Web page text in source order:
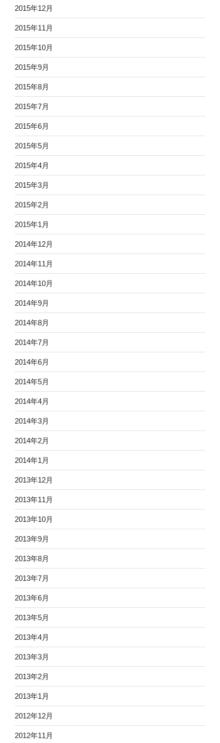
2015年12月
2015年11月
2015年10月
2015年9月
2015年8月
2015年7月
2015年6月
2015年5月
2015年4月
2015年3月
2015年2月
2015年1月
2014年12月
2014年11月
2014年10月
2014年9月
2014年8月
2014年7月
2014年6月
2014年5月
2014年4月
2014年3月
2014年2月
2014年1月
2013年12月
2013年11月
2013年10月
2013年9月
2013年8月
2013年7月
2013年6月
2013年5月
2013年4月
2013年3月
2013年2月
2013年1月
2012年12月
2012年11月